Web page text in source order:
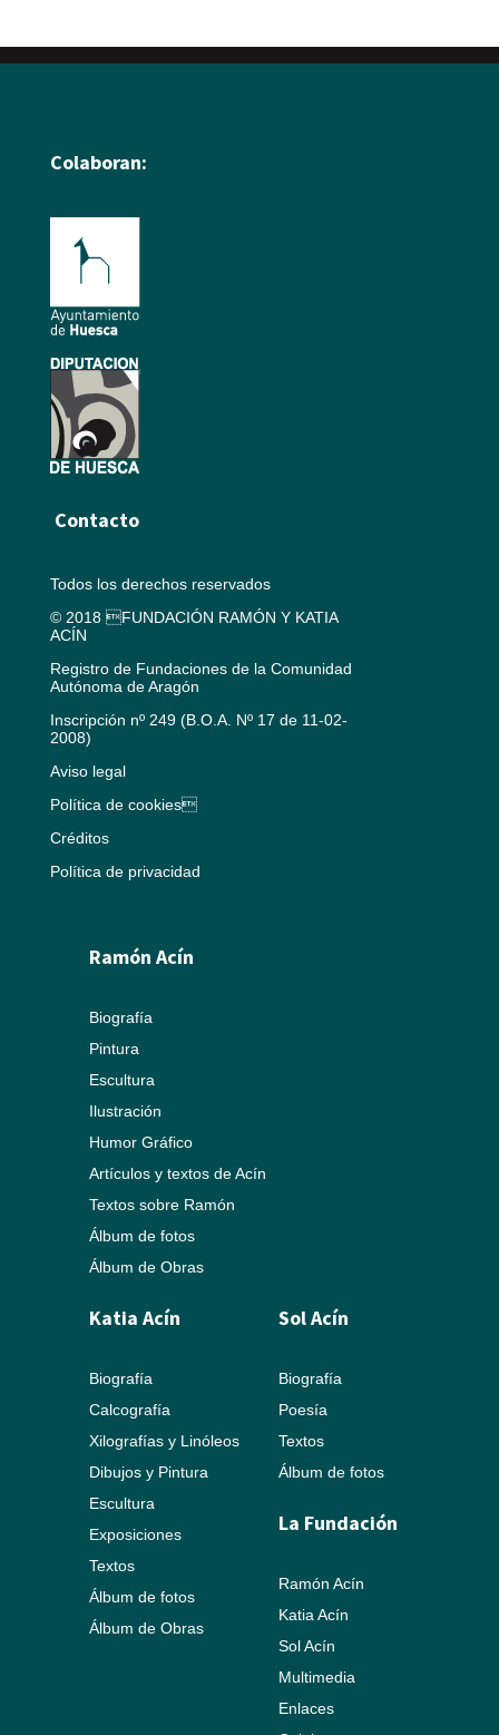
Colaboran:
Contacto
Todos los derechos reservados
© 2018 FUNDACIÓN RAMÓN Y KATIA
ACÍN
Registro de Fundaciones de la Comunidad
Autónoma de Aragón
Inscripción nº 249 (B.O.A. Nº 17 de 11-02-
2008)
Aviso legal
Política de cookies
Créditos
Política de privacidad
Ramón Acín
Biografía
Pintura
Escultura
Ilustración
Humor Gráfico
Artículos y textos de Acín
Textos sobre Ramón
Álbum de fotos
Álbum de Obras
Katia Acín
Biografía
Calcografía
Xilografías y Linóleos
Dibujos y Pintura
Escultura
Exposiciones
Textos
Álbum de fotos
Álbum de Obras
Sol Acín
Biografía
Poesía
Textos
Álbum de fotos
La Fundación
Ramón Acín
Katia Acín
Sol Acín
Multimedia
Enlaces